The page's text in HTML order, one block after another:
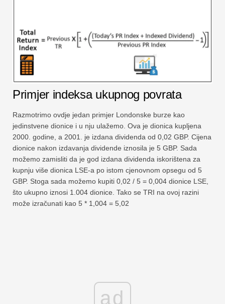
Primjer indeksa ukupnog povrata
Razmotrimo ovdje jedan primjer Londonske burze kao
jedinstvene dionice i u nju ulažemo. Ova je dionica kupljena
2000. godine, a 2001. je izdana dividenda od 0,02 GBP. Cijena
dionice nakon izdavanja dividende iznosila je 5 GBP. Sada
možemo zamisliti da je god izdana dividenda iskorištena za
kupnju više dionica LSE-a po istom cjenovnom opsegu od 5
GBP. Stoga sada možemo kupiti 0,02 / 5 = 0,004 dionice LSE,
što ukupno iznosi 1.004 dionice. Tako se TRI na ovoj razini
može izračunati kao 5 * 1,004 = 5,02
ad